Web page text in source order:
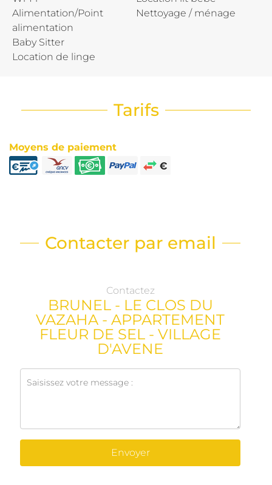
Alimentation/Point
alimentation
Baby Sitter
Location de linge
Nettoyage / ménage
Tarifs
Moyens de paiement
Contacter par email
Contactez
BRUNEL - LE CLOS DU
VAZAHA - APPARTEMENT
FLEUR DE SEL - VILLAGE
D'AVENE
Envoyer